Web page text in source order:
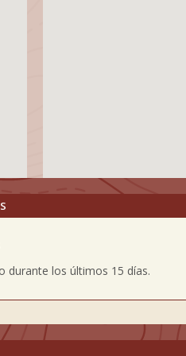
durante los últimos 15 días.